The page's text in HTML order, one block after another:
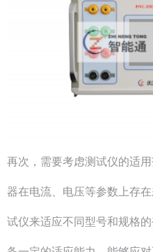
再次，需要考虑测试仪的适
器在电流、电压等参数上存
试仪来适应不同型号和规格